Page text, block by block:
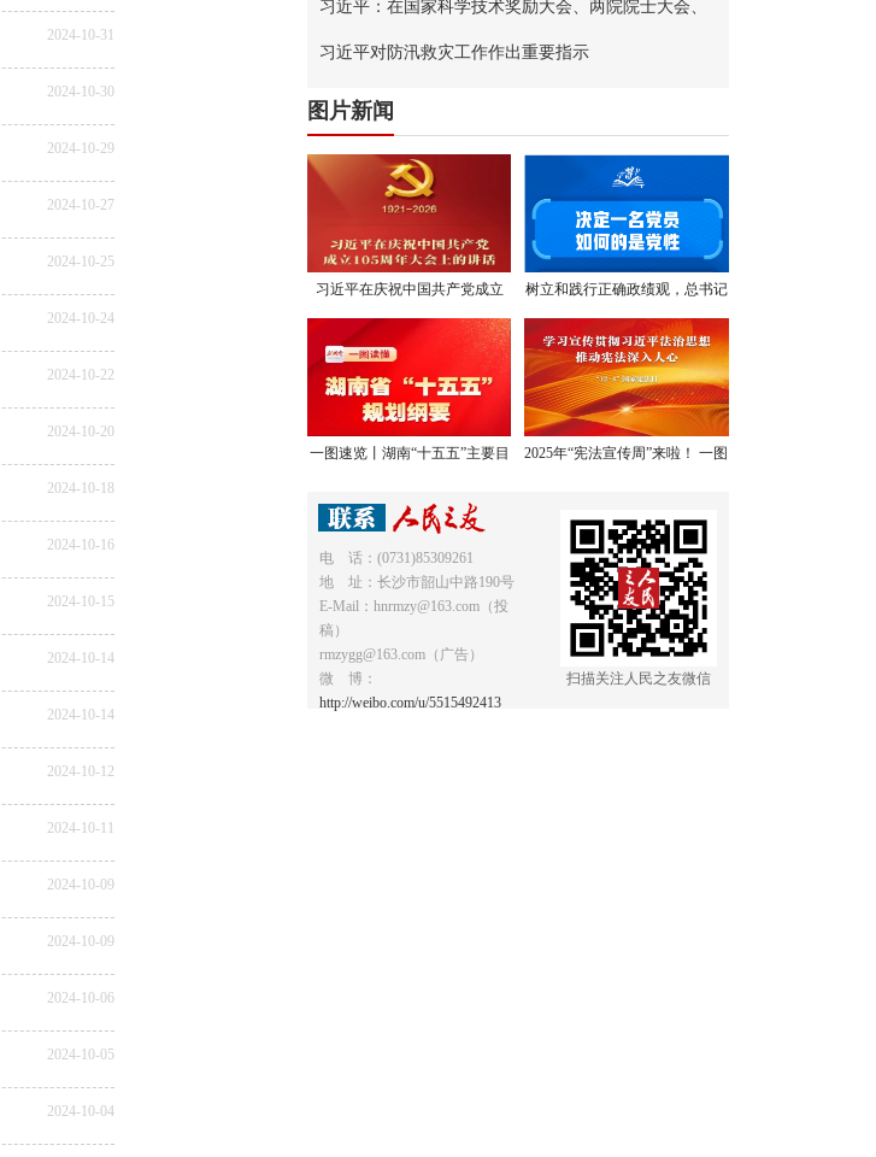
2024-10-31
2024-10-30
2024-10-29
2024-10-27
2024-10-25
2024-10-24
2024-10-22
2024-10-20
2024-10-18
2024-10-16
2024-10-15
2024-10-14
2024-10-14
2024-10-12
2024-10-11
2024-10-09
2024-10-09
2024-10-06
2024-10-05
2024-10-04
习近平：在国家科学技术奖励大会、两院院士大会、
中国科协第十一次全国代表大会上的讲话
习近平对防汛救灾工作作出重要指示
图片新闻
习近平在庆祝中国共产党成立
105周年大会上的讲话，学金
句，悟深意！
树立和践行正确政绩观，总书记
提出明确要求
一图速览丨湖南“十五五”主要目
2025年“宪法宣传周”来啦！ 一图
电 话：(0731)85309261
地 址：长沙市韶山中路190号
E-Mail：hnrmzy@163.com（投
稿）
rmzygg@163.com（广告）
微 博：
http://weibo.com/u/5515492413
扫描关注人民之友微信